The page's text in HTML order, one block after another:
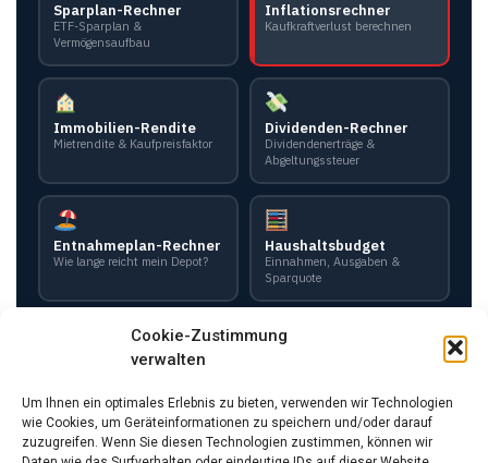
Cookie-Zustimmung
verwalten
Um Ihnen ein optimales Erlebnis zu bieten, verwenden wir Technologien
wie Cookies, um Geräteinformationen zu speichern und/oder darauf
zuzugreifen. Wenn Sie diesen Technologien zustimmen, können wir
Sparplan-Rechner
ETF-Sparplan &
Vermögensaufbau
Inflationsrechner
Kaufkraftverlust berechnen
Immobilien-Rendite
Mietrendite & Kaufpreisfaktor
Dividenden-Rechner
Dividendenerträge &
Abgeltungssteuer
Entnahmeplan-Rechner
Wie lange reicht mein Depot?
Haushaltsbudget
Einnahmen, Ausgaben &
Sparquote
PayPal Gebühren
berechnen